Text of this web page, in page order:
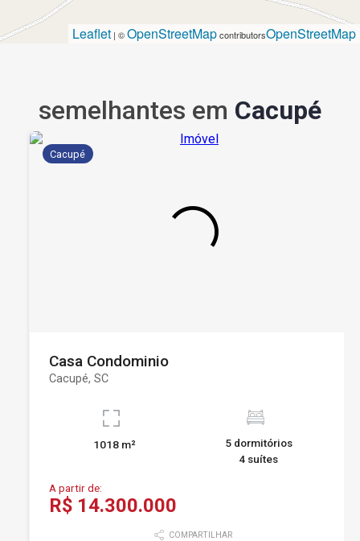
Leaflet | ©OpenStreetMapcontributorsOpenStreetMap
semelhantes em Cacupé
Cacupé
Casa Condominio
Cacupé, SC
1018 m²
5 dormitórios
4 suítes
A partir de:
R$ 14.300.000
COMPARTILHAR